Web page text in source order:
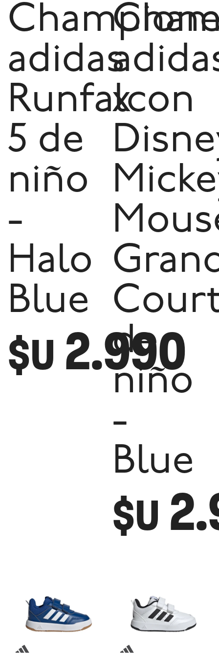
adidas
Runfalcon
5 de
niño
-
Halo
Blue
$U 2.990
x
de
niño
-
Blue
$U